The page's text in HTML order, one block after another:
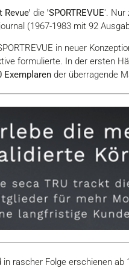
Revue' die 'SPORTREVUE'. Nur
(1967-1983 mit 92
in neuer
formulierte. In der ersten
Exemplaren der überragende
rascher Folge erschienen ab